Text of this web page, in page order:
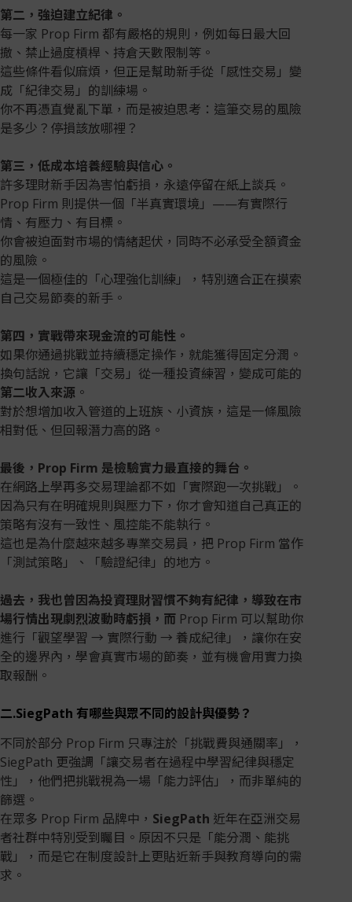
第二，強迫建立紀律。
每一家 Prop Firm 都有嚴格的規則，例如每日最大回
撤、禁止過度槓桿、持倉天數限制等。
這些條件看似麻煩，但正是幫助新手從「感性交易」變
成「紀律交易」的訓練場。
你不再憑直覺亂下單，而是被迫思考：這筆交易的風險
是多少？停損該放哪裡？
第三，低成本培養經驗與信心。
許多理財新手因為害怕虧損，永遠停留在紙上談兵。
Prop Firm 則提供一個「半真實環境」——有實際行
情、有壓力、有目標。
你會被迫面對市場的情緒起伏，同時不必承受全額資金
的風險。
這是一個極佳的「心理強化訓練」，特別適合正在摸索
自己交易節奏的新手。
第四，實戰帶來現金流的可能性。
如果你通過挑戰並持續穩定操作，就能獲得固定分潤。
換句話說，它讓「交易」從一種投資練習，變成可能的
第二收入來源 。
對於想增加收入管道的上班族、小資族，這是一條風險
相對低、但回報潛力高的路。
最後，Prop Firm 是檢驗實力最直接的舞台。
在網路上學再多交易理論都不如「實際跑一次挑戰」。
因為只有在明確規則與壓力下，你才會知道自己真正的
策略有沒有一致性、風控能不能執行。
這也是為什麼越來越多專業交易員，把 Prop Firm 當作
「測試策略」、「驗證紀律」的地方。
過去，我也曾因為投資理財習慣不夠有紀律，導致在市
場行情出現劇烈波動時虧損，而 Prop Firm 可以幫助你
進行「觀望學習 → 實際行動 → 養成紀律」，讓你在安
全的邊界內，學會真實市場的節奏，並有機會用實力換
取報酬。
二.SiegPath 有哪些與眾不同的設計與優勢？
不同於部分 Prop Firm 只專注於「挑戰費與通關率」，
SiegPath 更強調「讓交易者在過程中學習紀律與穩定
性」，他們把挑戰視為一場「能力評估」，而非單純的
篩選。
在眾多 Prop Firm 品牌中， SiegPath 近年在亞洲交易
者社群中特別受到矚目。原因不只是「能分潤、能挑
戰」，而是它在制度設計上更貼近新手與教育導向的需
求。